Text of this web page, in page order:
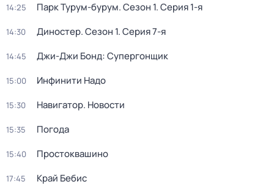
14:25 Парк Турум-бурум. Сезон 1. Серия 1-я
14:30 Диностер. Сезон 1. Серия 7-я
14:45 Джи-Джи Бонд: Супергонщик
15:00 Инфинити Надо
15:30 Навигатор. Новости
15:35 Погода
15:40 Простоквашино
17:45 Край Бебис